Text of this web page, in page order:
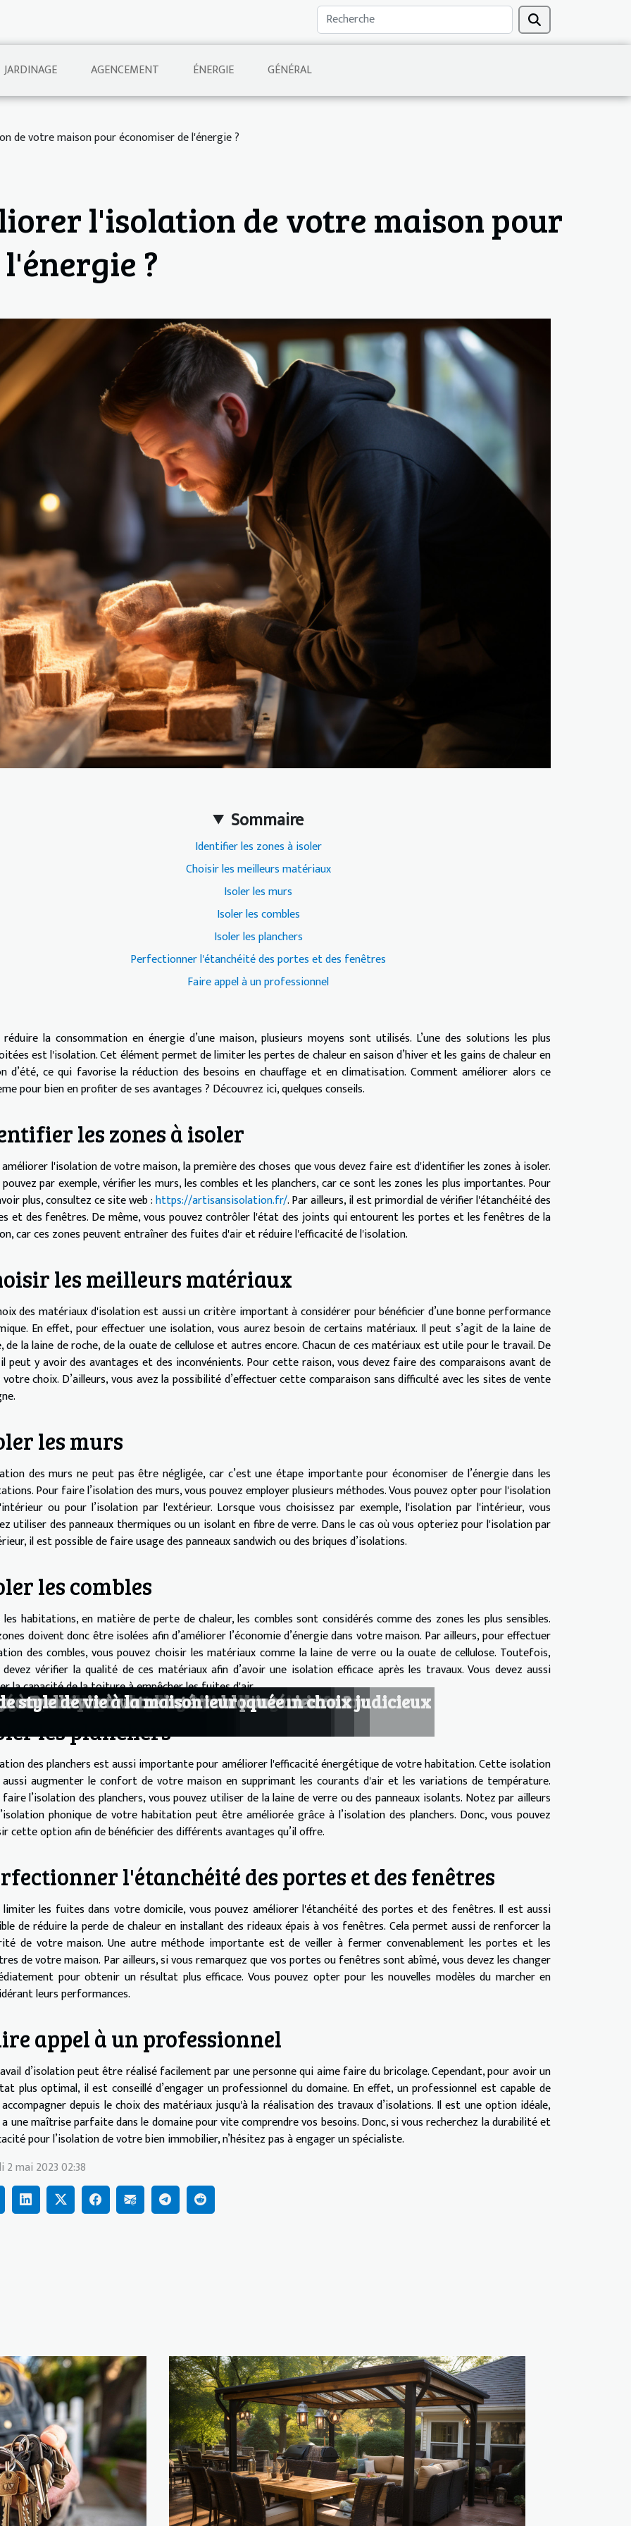
JARDINAGE AGENCEMENT ÉNERGIE GÉNÉRAL
de votre maison pour économiser de l'énergie ?
l'isolation de votre maison pour
?
Sommaire
Identifier les zones à isoler
Choisir les meilleurs matériaux
Isoler les murs
Isoler les combles
Isoler les planchers
Perfectionner l'étanchéité des portes et des fenêtres
Faire appel à un professionnel
réduire la consommation en énergie d’une maison, plusieurs moyens sont utilisés. L’une des solutions les plus
est l'isolation. Cet élément permet de limiter les pertes de chaleur en saison d’hiver et les gains de chaleur en
d’été, ce qui favorise la réduction des besoins en chauffage et en climatisation. Comment améliorer alors ce
pour bien en profiter de ses avantages ? Découvrez ici, quelques conseils.
les zones à isoler
l'isolation de votre maison, la première des choses que vous devez faire est d'identifier les zones à isoler.
pouvez par exemple, vérifier les murs, les combles et les planchers, car ce sont les zones les plus importantes. Pour
plus, consultez ce site web :https://artisansisolation.fr/. Par ailleurs, il est primordial de vérifier l'étanchéité des
et des fenêtres. De même, vous pouvez contrôler l'état des joints qui entourent les portes et les fenêtres de la
car ces zones peuvent entraîner des fuites d'air et réduire l'efficacité de l'isolation.
les meilleurs matériaux
des matériaux d'isolation est aussi un critère important à considérer pour bénéficier d’une bonne performance
En effet, pour effectuer une isolation, vous aurez besoin de certains matériaux. Il peut s’agit de la laine de
de la laine de roche, de la ouate de cellulose et autres encore. Chacun de ces matériaux est utile pour le travail. De
peut y avoir des avantages et des inconvénients. Pour cette raison, vous devez faire des comparaisons avant de
choix. D’ailleurs, vous avez la possibilité d’effectuer cette comparaison sans difficulté avec les sites de vente
les murs
des murs ne peut pas être négligée, car c’est une étape importante pour économiser de l’énergie dans les
Pour faire l’isolation des murs, vous pouvez employer plusieurs méthodes. Vous pouvez opter pour l'isolation
ou pour l’isolation par l'extérieur. Lorsque vous choisissez par exemple, l'isolation par l'intérieur, vous
utiliser des panneaux thermiques ou un isolant en fibre de verre. Dans le cas où vous opteriez pour l'isolation par
il est possible de faire usage des panneaux sandwich ou des briques d’isolations.
les combles
les habitations, en matière de perte de chaleur, les combles sont considérés comme des zones les plus sensibles.
doivent donc être isolées afin d’améliorer l’économie d’énergie dans votre maison. Par ailleurs, pour effectuer
des combles, vous pouvez choisir les matériaux comme la laine de verre ou la ouate de cellulose. Toutefois,
vérifier la qualité de ces matériaux afin d’avoir une isolation efficace après les travaux. Vous devez aussi
la capacité de la toiture à empêcher les fuites d'air.
les planchers
des planchers est aussi importante pour améliorer l'efficacité énergétique de votre habitation. Cette isolation
augmenter le confort de votre maison en supprimant les courants d'air et les variations de température.
l’isolation des planchers, vous pouvez utiliser de la laine de verre ou des panneaux isolants. Notez par ailleurs
phonique de votre habitation peut être améliorée grâce à l’isolation des planchers. Donc, vous pouvez
cette option afin de bénéficier des différents avantages qu’il offre.
l'étanchéité des portes et des fenêtres
limiter les fuites dans votre domicile, vous pouvez améliorer l'étanchéité des portes et des fenêtres. Il est aussi
de réduire la perde de chaleur en installant des rideaux épais à vos fenêtres. Cela permet aussi de renforcer la
de votre maison. Une autre méthode importante est de veiller à fermer convenablement les portes et les
de votre maison. Par ailleurs, si vous remarquez que vos portes ou fenêtres sont abîmé, vous devez les changer
pour obtenir un résultat plus efficace. Vous pouvez opter pour les nouvelles modèles du marcher en
leurs performances.
appel à un professionnel
d’isolation peut être réalisé facilement par une personne qui aime faire du bricolage. Cependant, pour avoir un
plus optimal, il est conseillé d’engager un professionnel du domaine. En effet, un professionnel est capable de
depuis le choix des matériaux jusqu'à la réalisation des travaux d’isolations. Il est une option idéale,
une maîtrise parfaite dans le domaine pour vite comprendre vos besoins. Donc, si vous recherchez la durabilité et
pour l’isolation de votre bien immobilier, n’hésitez pas à engager un spécialiste.
2 mai 2023 02:38
aux urgences serrurerie
? opter pour ce choix de maison ?
de fenêtres à double vitrage au Maroc
jardin en décembre
thermiques : une analyse
?
? ?
est le tarif ?
préalables ?
?
prendre pour la protection d’une maison ?
en ossature bois?
foncieradapté à vos besoins
massifs dans la décoration d'intérieur
de couette haut de gamme pour un choix judicieux
de vos canalisations
une porte de chambre bloquée
à Renaix
nouvelle vie à votre intérieur
style de vie à la maison